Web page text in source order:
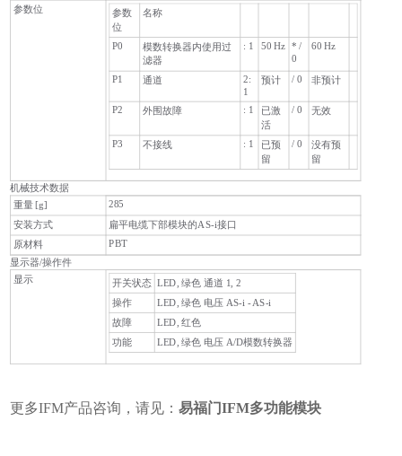
参数位
参数
位
名称
P0
模数转换器内使用过
滤器
: 1 50 Hz * /
0
60 Hz
P1 通道
2:
1
预计 / 0 非预计
P2 外围故障 : 1
已激
活
/ 0 无效
P3 不接线 : 1
已预
留
/ 0
没有预
留
机械技术数据
重量 [g]
285
安装方式 扁平电缆下部模块的AS-i接口
原材料 PBT
显示器/操作件
显示
开关状态 LED, 绿色 通道 1, 2
操作 LED, 绿色 电压 AS-i - AS-i
故障
LED, 红色
功能
LED, 绿色 电压 A/D模数转换器
更多IFM产品咨询，请见：易福门IFM多功能模块